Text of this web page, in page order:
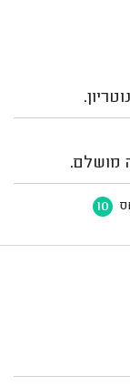
מושלם.
10